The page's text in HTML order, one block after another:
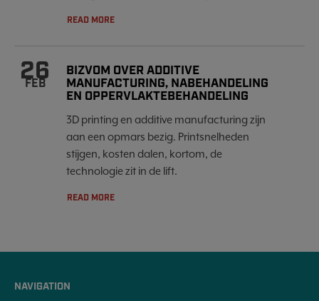
READ MORE
26
FEB
BIZVOM OVER ADDITIVE
MANUFACTURING, NABEHANDELING
EN OPPERVLAKTEBEHANDELING
3D printing en additive manufacturing zijn
aan een opmars bezig. Printsnelheden
stijgen, kosten dalen, kortom, de
technologie zit in de lift.
READ MORE
NAVIGATION